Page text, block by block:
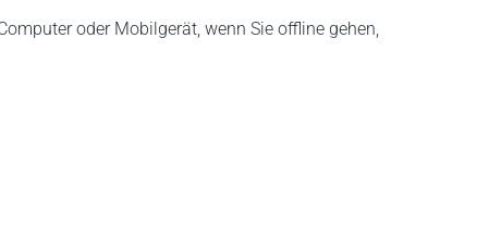
oder Mobilgerät, wenn Sie offline gehen,